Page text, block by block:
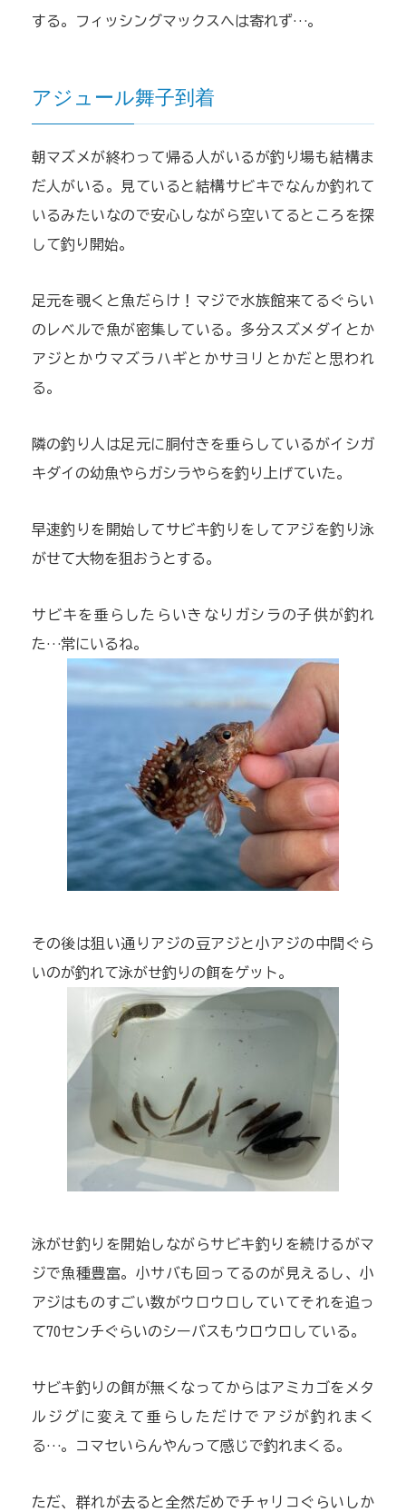
する。フィッシングマックスへは寄れず…。
アジュール舞子到着
朝マズメが終わって帰る人がいるが釣り場も結構ま
だ人がいる。見ていると結構サビキでなんか釣れて
いるみたいなので安心しながら空いてるところを探
して釣り開始。
足元を覗くと魚だらけ！マジで水族館来てるぐらい
のレベルで魚が密集している。多分スズメダイとか
アジとかウマズラハギとかサヨリとかだと思われ
る。
隣の釣り人は足元に胴付きを垂らしているがイシガ
キダイの幼魚やらガシラやらを釣り上げていた。
早速釣りを開始してサビキ釣りをしてアジを釣り泳
がせて大物を狙おうとする。
サビキを垂らしたらいきなりガシラの子供が釣れ
た…常にいるね。
その後は狙い通りアジの豆アジと小アジの中間ぐら
いのが釣れて泳がせ釣りの餌をゲット。
泳がせ釣りを開始しながらサビキ釣りを続けるがマ
ジで魚種豊富。小サバも回ってるのが見えるし、小
アジはものすごい数がウロウロしていてそれを追っ
て70センチぐらいのシーバスもウロウロしている。
サビキ釣りの餌が無くなってからはアミカゴをメタ
ルジグに変えて垂らしただけでアジが釣れまく
る…。コマセいらんやんって感じで釣れまくる。
ただ、群れが去ると全然だめでチャリコぐらいしか